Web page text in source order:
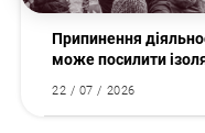
Припинення
може посилити
22 / 07 / 2026